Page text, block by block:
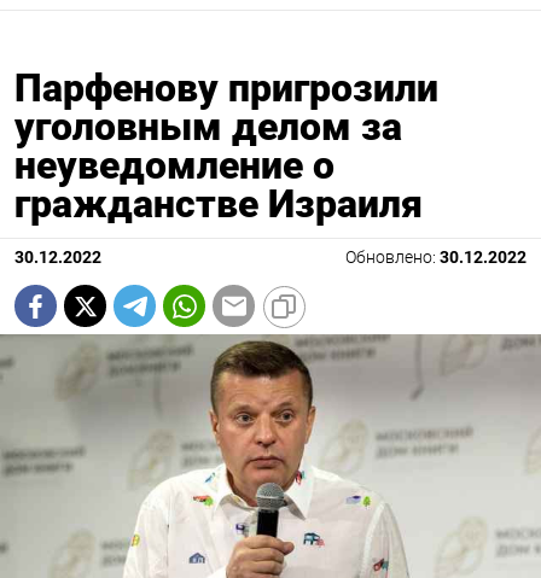
Парфенову пригрозили
уголовным делом за
неуведомление о
гражданстве Израиля
30.12.2022 Обновлено: 30.12.2022